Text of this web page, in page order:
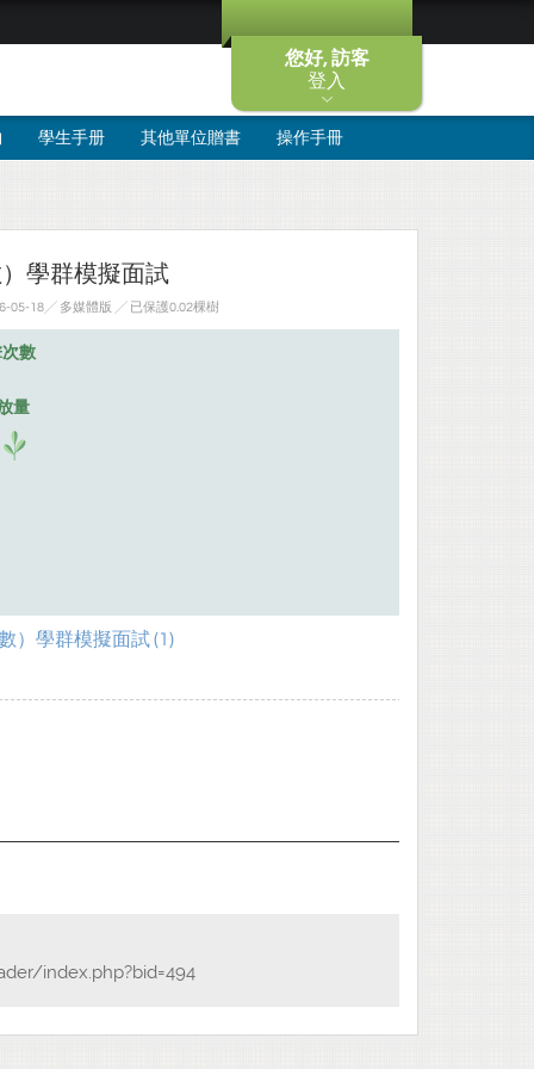
您好, 訪客
登入
學生手册 其他單位贈書 操作手冊
學群模擬面試
05-18╱ 多媒體版 ╱ 已保護0.02棵樹
數
量
）學群模擬面試 (1)
index.php?bid=494